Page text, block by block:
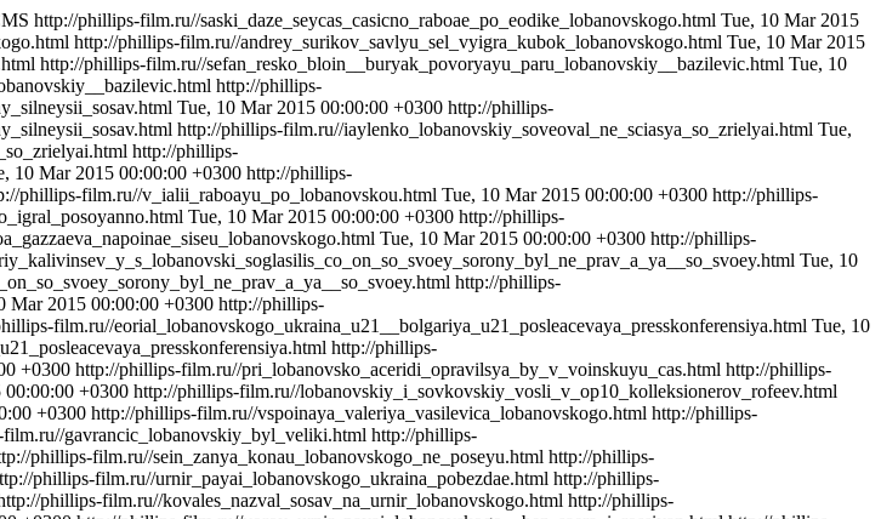
http://phillips-film.ru//saski_daze_seycas_casicno_raboae_po_eodike_lobanovskogo.html Tue, 10 Mar 2015
http://phillips-film.ru//andrey_surikov_savlyu_sel_vyigra_kubok_lobanovskogo.html Tue, 10 Mar 2015
http://phillips-film.ru//sefan_resko_bloin__buryak_povoryayu_paru_lobanovskiy__bazilevic.html Tue, 10
http://phillips-
Tue, 10 Mar 2015 00:00:00 +0300 http://phillips-
http://phillips-film.ru//iaylenko_lobanovskiy_soveoval_ne_sciasya_so_zrielyai.html Tue,
http://phillips-
10 Mar 2015 00:00:00 +0300 http://phillips-
phillips-film.ru//v_ialii_raboayu_po_lobanovskou.html Tue, 10 Mar 2015 00:00:00 +0300 http://phillips-
Tue, 10 Mar 2015 00:00:00 +0300 http://phillips-
Tue, 10 Mar 2015 00:00:00 +0300 http://phillips-
Tue, 10
http://phillips-
Mar 2015 00:00:00 +0300 http://phillips-
film.ru//eorial_lobanovskogo_ukraina_u21__bolgariya_u21_posleacevaya_presskonferensiya.html Tue, 10
http://phillips-
+0300 http://phillips-film.ru//pri_lobanovsko_aceridi_opravilsya_by_v_voinskuyu_cas.html http://phillips-
00:00:00 +0300 http://phillips-film.ru//lobanovskiy_i_sovkovskiy_vosli_v_op10_kolleksionerov_rofeev.html
+0300 http://phillips-film.ru//vspoinaya_valeriya_vasilevica_lobanovskogo.html http://phillips-
gavrancic_lobanovskiy_byl_veliki.html http://phillips-
phillips-film.ru//sein_zanya_konau_lobanovskogo_ne_poseyu.html http://phillips-
phillips-film.ru//urnir_payai_lobanovskogo_ukraina_pobezdae.html http://phillips-
phillips-film.ru//kovales_nazval_sosav_na_urnir_lobanovskogo.html http://phillips-